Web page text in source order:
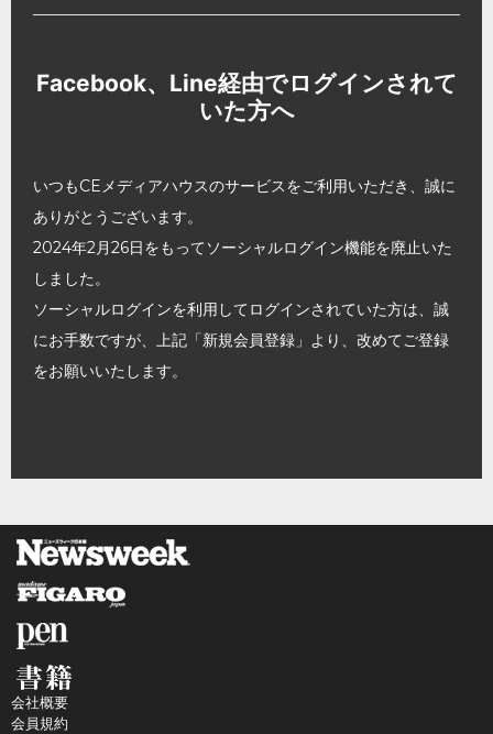
Facebook、Line経由でログインされて
いた方へ
いつもCEメディアハウスのサービスをご利用いただき、誠に
ありがとうございます。
2024年2月26日をもってソーシャルログイン機能を廃止いた
しました。
ソーシャルログインを利用してログインされていた方は、誠
にお手数ですが、上記「新規会員登録」より、改めてご登録
をお願いいたします。
会社概要
会員規約